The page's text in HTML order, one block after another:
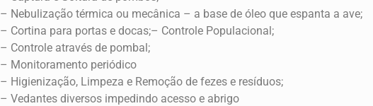
– Nebulização térmica ou mecânica – a base de óleo que espanta a ave;
– Cortina para portas e docas;– Controle Populacional;
– Controle através de pombal;
– Monitoramento periódico
– Higienização, Limpeza e Remoção de fezes e resíduos;
– Vedantes diversos impedindo acesso e